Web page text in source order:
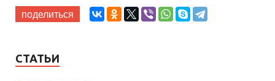
поделиться
СТАТЬИ